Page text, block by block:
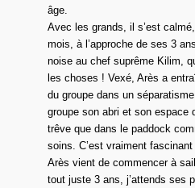
âge.
Avec les grands, il s’est
mois, à l’approche de ses 3
noise au chef suprême Kilim,
les choses ! Vexé, Arès a
du groupe dans un
groupe son abri et son espace
trêve que dans le paddock
soins. C’est vraiment
Arès vient de commencer à
tout juste 3 ans, j’attends ses